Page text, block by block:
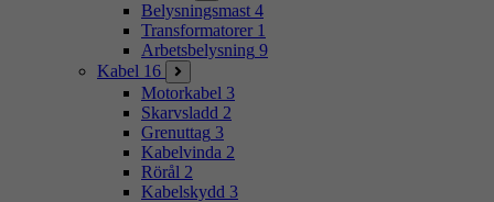
Belysningsmast 4
Transformatorer 1
Arbetsbelysning 9
Kabel 16
Motorkabel 3
Skarvsladd 2
Grenuttag 3
Kabelvinda 2
Rörål 2
Kabelskydd 3